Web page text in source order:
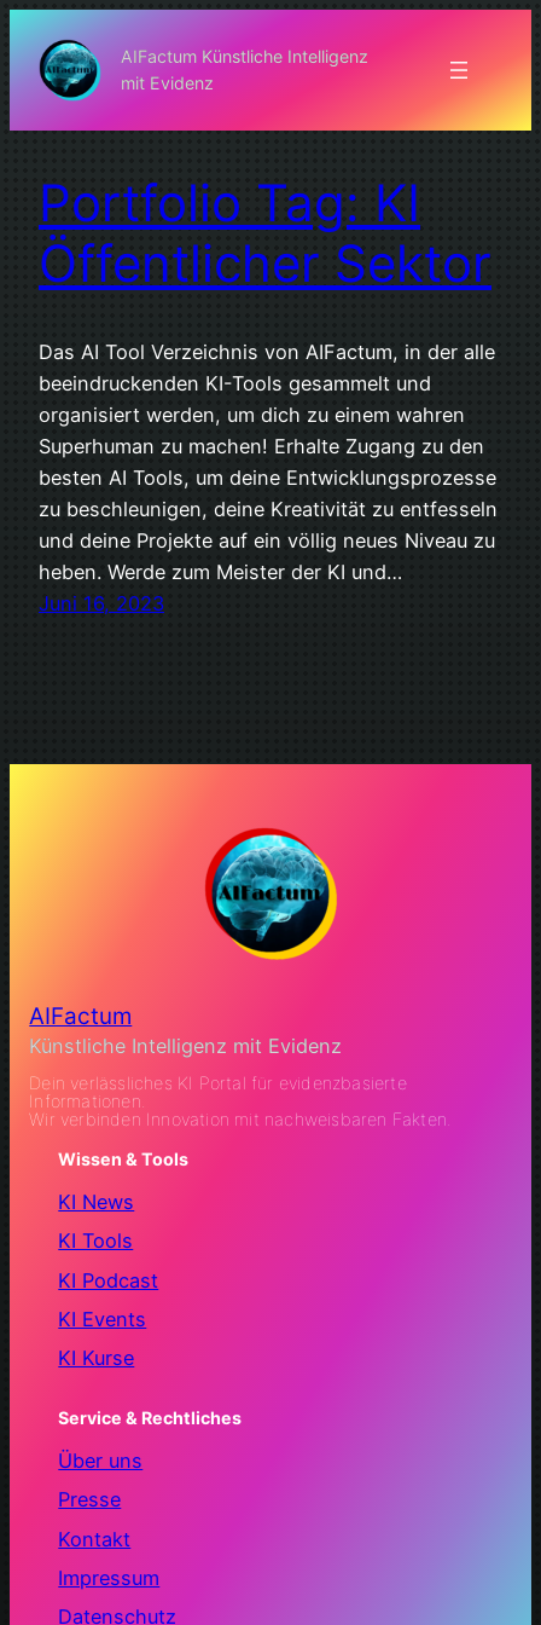
Inhalt
springen
AIFactum Künstliche Intelligenz
mit Evidenz
Portfolio Tag: KI
Öffentlicher Sektor
Das AI Tool Verzeichnis von AIFactum, in der alle
beeindruckenden KI-Tools gesammelt und
organisiert werden, um dich zu einem wahren
Superhuman zu machen! Erhalte Zugang zu den
besten AI Tools, um deine Entwicklungsprozesse
zu beschleunigen, deine Kreativität zu entfesseln
und deine Projekte auf ein völlig neues Niveau zu
heben. Werde zum Meister der KI und…
Juni 16, 2023
AIFactum
Künstliche Intelligenz mit Evidenz
Dein verlässliches KI Portal für evidenzbasierte
Informationen.
Wir verbinden Innovation mit nachweisbaren Fakten.
Wissen & Tools
KI News
KI Tools
KI Podcast
KI Events
KI Kurse
Service & Rechtliches
Über uns
Presse
Kontakt
Impressum
Datenschutz